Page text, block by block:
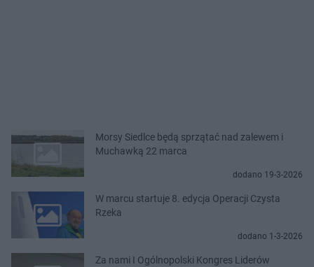
Morsy Siedlce będą sprzątać nad zalewem i
Muchawką 22 marca
dodano 19-3-2026
W marcu startuje 8. edycja Operacji Czysta
Rzeka
dodano 1-3-2026
Za nami I Ogólnopolski Kongres Liderów